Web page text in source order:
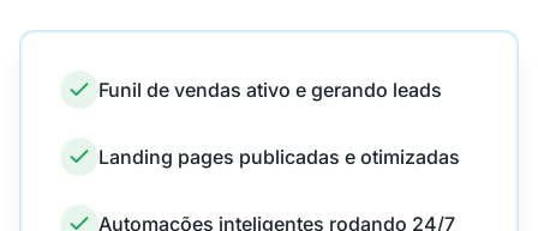
Funil de vendas ativo e gerando leads
Landing pages publicadas e otimizadas
Automações inteligentes rodando 24/7